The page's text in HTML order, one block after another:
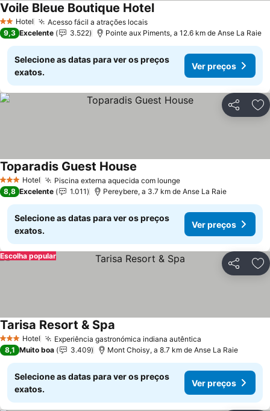
2 Estrelas
Hotel Acesso fácil a atrações locaisVer preços
Voile Bleue Boutique HotelVer preços
9,3 Excelente 3.522 Pointe aux Piments, a 12.6 km de Anse La Raie
Selecione as datas para ver os preços
exatos.
Ver preços
Partilhar
3 EstrelasHotel Piscina externa aquecida com loungeVer preços
Toparadis Guest House
8,8 Excelente 1.011 Pereybere, a 3.7 km de Anse La Raie
Selecione as datas para ver os preços
exatos.
Ver preços
Partilhar
Escolha popular
3 EstrelasHotel Experiência gastronómica indiana autêntica
Tarisa Resort & Spa
8,1 Muito boa 3.409 Mont Choisy, a 8.7 km de Anse La Raie
Selecione as datas para ver os preços
exatos.
Ver preços